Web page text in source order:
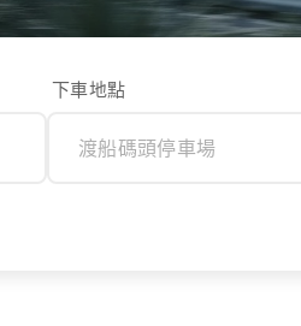
下車地點